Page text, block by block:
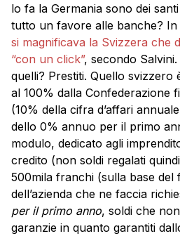
lo fa la Germania sono dei
tutto un favore alle banche? In
si magnificava la Svizzera che
“con un click”, secondo Salvini.
quelli? Prestiti. Quello svizzero
al 100% dalla Confederazione
(10% della cifra d’affari
dello 0% annuo per il primo
modulo, dedicato agli
credito (non soldi regalati
500mila franchi (sulla base del
dell’azienda che ne faccia
per il primo anno, soldi che
garanzie in quanto garantiti